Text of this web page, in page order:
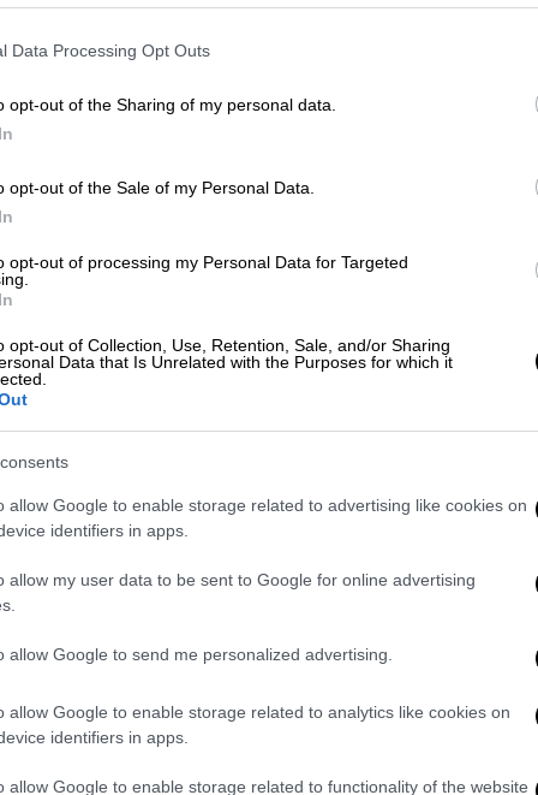
Data Processing Opt Outs
opt-out of the Sharing of my personal data.
opt-out of the Sale of my Personal Data.
opt-out of processing my Personal Data for Targeted
opt-out of Collection, Use, Retention, Sale, and/or Sharing
Data that Is Unrelated with the Purposes for which it
allow Google to enable storage related to advertising like cookies on
identifiers in apps.
allow my user data to be sent to Google for online advertising
allow Google to send me personalized advertising.
allow Google to enable storage related to analytics like cookies on
identifiers in apps.
allow Google to enable storage related to functionality of the website
στις καμήλες...
διαγωνιζόμενων, στερεύουν όταν
οι 20 καμήλες, ο οποίος
διαπιστώθηκε, ότι είχαν υποβληθεί
καμήλες, έδειξαν ότι τους είχαν
φούσκωμα καμπούρας.
οι κριτές παρατήρησαν ότι
ενέσεις που στοχεύουν στη χαλάρωση
συγκεκριμένων χαρακτηριστικών. Η
περιλαμβάνονται στη λίστα των
καμηλών
μεγάλα
αναπαραγωγής. Έτσι, μερικοί
απαγορευμένες μεθόδους που
να αυξήσου τις πιθανότητες